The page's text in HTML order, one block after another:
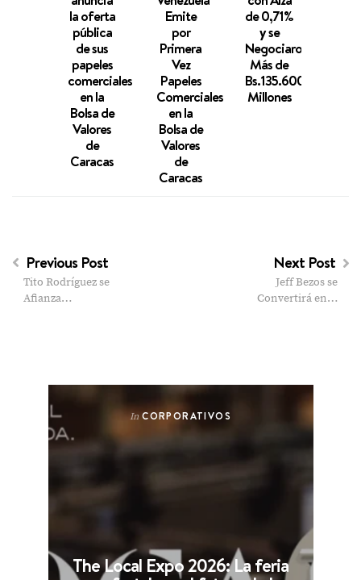
la oferta
pública
de sus
papeles
comerciales
en la
Bolsa de
Valores
de
Caracas
Emite
por
Primera
Vez
Papeles
Comerciales
en la
Bolsa de
Valores
de
Caracas
de 0,71%
y se
Negociaron
Más de
Bs.135.600
Millones
Previous Post
Tito Rodríguez se
Afianza…
Next Post
Jeff Bezos se
Convertirá en…
In CORPORATIVOS
The Local Expo 2026: La feria